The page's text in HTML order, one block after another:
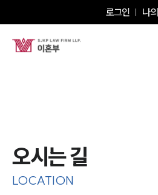
로그인 나
오시는 길
LOCATION